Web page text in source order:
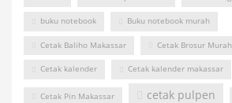
buku notebook Buku notebook murah
Cetak Baliho Makassar Cetak Brosur
Cetak kalender Cetak kalender makassar
Cetak Pin Makassar cetak pulpen